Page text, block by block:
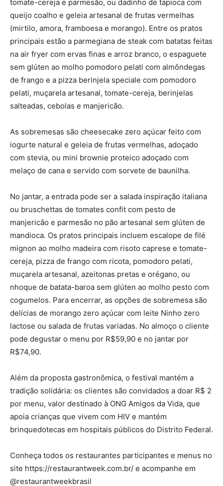
tomate-cereja e parmesão, ou dadinho de tapioca com
queijo coalho e geleia artesanal de frutas vermelhas
(mirtilo, amora, framboesa e morango). Entre os pratos
principais estão a parmegiana de steak com batatas feitas
na air fryer com ervas finas e arroz branco, o espaguete
sem glúten ao molho pomodoro pelati com almôndegas
de frango e a pizza berinjela speciale com pomodoro
pelati, muçarela artesanal, tomate-cereja, berinjelas
salteadas, cebolas e manjericão.
As sobremesas são cheesecake zero açúcar feito com
iogurte natural e geleia de frutas vermelhas, adoçado
com stevia, ou mini brownie proteico adoçado com
melaço de cana e servido com sorvete de baunilha.
No jantar, a entrada pode ser a salada inspiração italiana
ou bruschettas de tomates confit com pesto de
manjericão e parmesão no pão artesanal sem glúten de
mandioca. Os pratos principais incluem escalope de filé
mignon ao molho madeira com risoto caprese e tomate-
cereja, pizza de frango com ricota, pomodoro pelati,
muçarela artesanal, azeitonas pretas e orégano, ou
nhoque de batata-baroa sem glúten ao molho pesto com
cogumelos. Para encerrar, as opções de sobremesa são
delícias de morango zero açúcar com leite Ninho zero
lactose ou salada de frutas variadas. No almoço o cliente
pode degustar o menu por R$59,90 e no jantar por
R$74,90.
Além da proposta gastronômica, o festival mantém a
tradição solidária: os clientes são convidados a doar R$ 2
por menu, valor destinado à ONG Amigos da Vida, que
apoia crianças que vivem com HIV e mantém
brinquedotecas em hospitais públicos do Distrito Federal.
Conheça todos os restaurantes participantes e menus no
site https://restaurantweek.com.br/ e acompanhe em
@restaurantweekbrasil